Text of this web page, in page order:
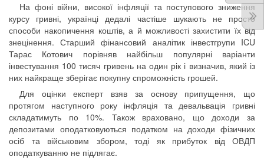
На фоні війни, високої інфляції та поступового зниження
курсу гривні, українці дедалі частіше шукають не просто
способи накопичення коштів, а й можливості захистити їх від
знецінення. Старший фінансовий аналітик інвестгрупи ICU
Тарас Котович порівняв найбільш популярні варіанти
інвестування 100 тисяч гривень на один рік і визначив, який із
них найкраще зберігає покупну спроможність грошей.
Для оцінки експерт взяв за основу припущення, що
протягом наступного року інфляція та девальвація гривні
складатимуть по 10%. Також враховано, що доходи за
депозитами оподатковуються податком на доходи фізичних
осіб та військовим збором, тоді як прибуток від ОВДП
оподаткуванню не підлягає.